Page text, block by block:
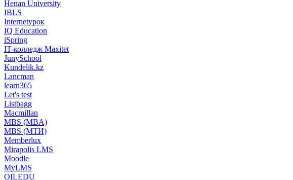
Henan University
IBLS
Internetурок
IQ Education
iSpring
IT-колледж Maxitet
JunySchool
Kundelik.kz
Lancman
learn365
Let's test
Listbagg
Macmillan
MBS (MBA)
MBS (МТИ)
Memberlux
Mirapolis LMS
Moodle
MyLMS
OILEDU